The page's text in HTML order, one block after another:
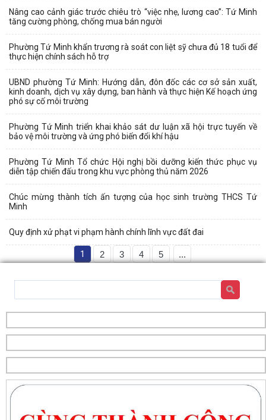
Nâng cao cảnh giác trước chiêu trò “việc nhẹ, lương cao”: Tứ Minh
tăng cường phòng, chống mua bán người
Phường Tứ Minh khẩn trương rà soát con liệt sỹ chưa đủ 18 tuổi để
thực hiện chính sách hỗ trợ
UBND phường Tứ Minh: Hướng dẫn, đôn đốc các cơ sở sản xuất,
kinh doanh, dịch vụ xây dựng, ban hành và thực hiện Kế hoạch ứng
phó sự cố môi trường
Phường Tứ Minh triển khai khảo sát dư luận xã hội trực tuyến về
bảo vệ môi trường và ứng phó biến đổi khí hậu
Phường Tứ Minh Tổ chức Hội nghị bồi dưỡng kiến thức phục vụ
diễn tập chiến đấu trong khu vực phòng thủ năm 2026
Chúc mừng thành tích ấn tượng của học sinh trường THCS Tứ
Minh
Quy định xử phạt vi phạm hành chính lĩnh vực đất đai
1 2 3 4 5 ...